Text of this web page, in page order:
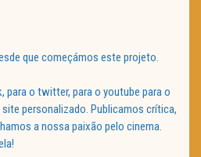
que começámos este projeto.
para o twitter, para o youtube para o
personalizado. Publicamos crítica,
a nossa paixão pelo cinema.